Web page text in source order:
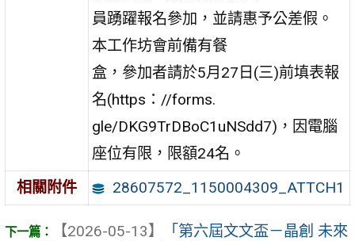
員踴躍報名參加，並請惠予公差假。
本工作坊會前備有餐
盒，參加者請於5月27日(三)前填表報
名(https：//forms.
gle/DKG9TrDBoC1uNSdd7)，因電腦
座位有限，限額24名。
相關附件
28607572_1150004309_ATTCH1
【2026-05-13】
「第六屆文文盃－晶創 未來